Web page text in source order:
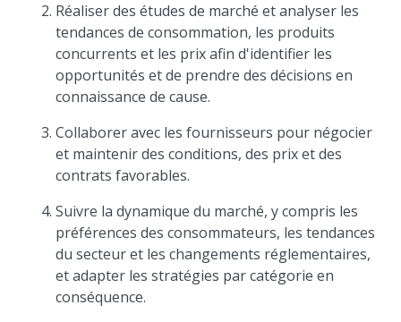
Réaliser des études de marché et analyser les
tendances de consommation, les produits
concurrents et les prix afin d'identifier les
opportunités et de prendre des décisions en
connaissance de cause.
Collaborer avec les fournisseurs pour négocier
et maintenir des conditions, des prix et des
contrats favorables.
Suivre la dynamique du marché, y compris les
préférences des consommateurs, les tendances
du secteur et les changements réglementaires,
et adapter les stratégies par catégorie en
conséquence.